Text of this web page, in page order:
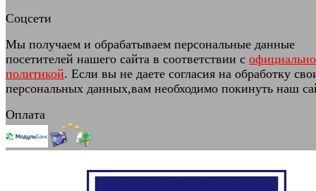
Соцсети
Мы получаем и обрабатываем персональные данные
посетителей нашего сайта в соответствии с
политикой. Если вы не даете согласия на обработку
персональных данных,вам необходимо покинуть наш
Оплата